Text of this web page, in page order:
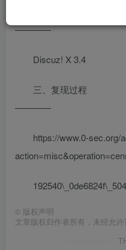
————
Discuz! X 3.4
三、复现过程
————
https://www.0-sec.org/
© 版权声明
文章版权归作者所有，未经允许